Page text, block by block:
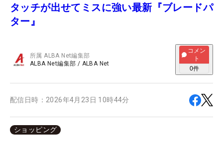
タッチが出せてミスに強い最新『ブレードパ
ター』
所属ALBA Net編集部
ALBA Net編集部 / ALBA Net
コメン
ト
0件
配信日時： 2026年4月23日 10時44分
ショッピング